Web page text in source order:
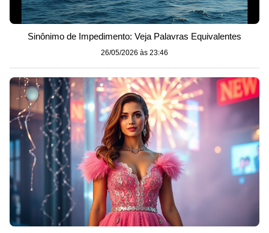
Sinônimo de Impedimento: Veja Palavras Equivalentes
26/05/2026 às 23:46